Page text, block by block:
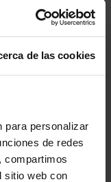
de las cookies
para personalizar
de redes
compartimos
sitio web con
natural de la
que imita el
empezar la
el embrión.
es receptivo
natural, esto se
sustituido, desde